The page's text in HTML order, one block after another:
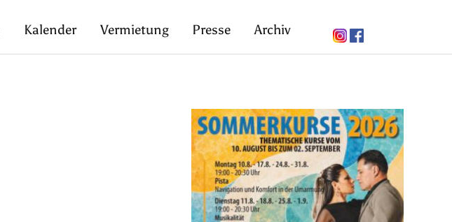
Kalender Vermietung Presse Archiv